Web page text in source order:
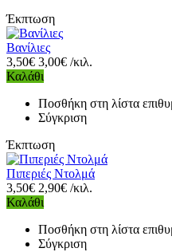
Έκπτωση
Βανίλιες
3,50€ 3,00€ /κιλ.
Καλάθι
Ποσθήκη στη λίστα
Σύγκριση
Έκπτωση
Πιπεριές Ντολμά
3,50€ 2,90€ /κιλ.
Καλάθι
Ποσθήκη στη λίστα
Σύγκριση